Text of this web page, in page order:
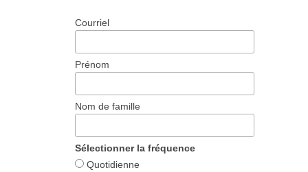
Courriel
Prénom
Nom de famille
Sélectionner la fréquence
Quotidienne